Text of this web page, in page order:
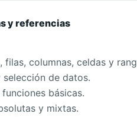
y referencias
filas, columnas, celdas y
de datos.
básicas.
y mixtas.